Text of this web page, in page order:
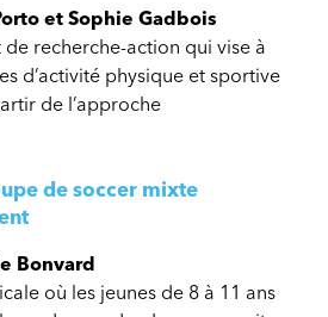
et Sophie Gadbois
recherche-action qui vise à
d’activité physique et sportive
de l’approche
de soccer mixte
Bonvard
où les jeunes de 8 à 11 ans